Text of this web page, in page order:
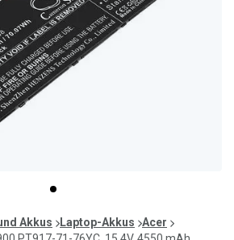
item
0
Akkus Laptop-Akkus
Acer